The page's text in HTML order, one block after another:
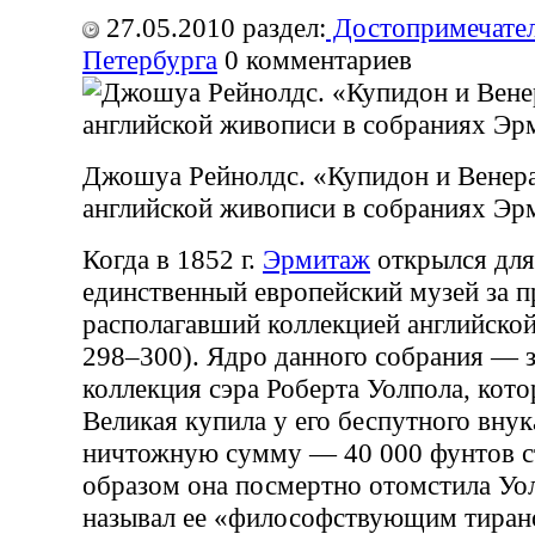
27.05.2010 раздел:
Петербурга 0 комментариев
Джошуа Рейнолдс. «Купидон и
английской живописи в собраниях
Когда в 1852 г. Эрмитаж открылся
единственный европейский музей за
располагавший коллекцией
298–300). Ядро данного собрания —
коллекция сэра Роберта Уолпола,
Великая купила у его беспутного
ничтожную сумму — 40 000 фунтов
образом она посмертно отомстила
называл ее «философствующим